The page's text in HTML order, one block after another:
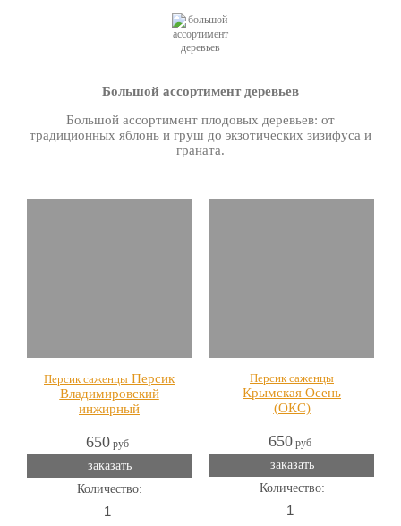
Большой ассортимент деревьев
Большой ассортимент плодовых деревьев: от
традиционных яблонь и груш до экзотических зизифуса и
граната.
Персик саженцы Персик
Владимировский
инжирный
650руб
заказать
Количество:
Персик саженцы
Крымская Осень
(ОКС)
650руб
заказать
Количество: